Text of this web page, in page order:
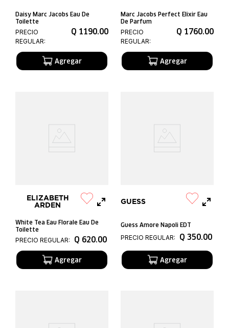
Daisy Marc Jacobs Eau De
Toilette
PRECIO
REGULAR:
Q 1190.00
Marc Jacobs Perfect Elixir Eau
De Parfum
PRECIO
REGULAR:
Q 1760.00
ELIZABETH
ARDEN
White Tea Eau Florale Eau De
Toilette
PRECIO REGULAR:
Q 620.00
GUESS
Guess Amore Napoli EDT
PRECIO REGULAR:
Q 350.00